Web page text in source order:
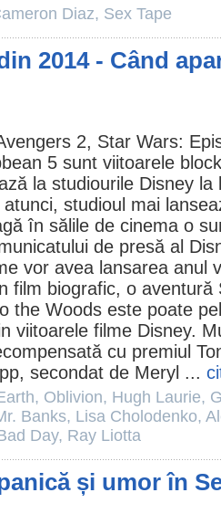
Diaz, Sex Tape
2014 - Când
2, Star Wars:
5 sunt viitoarele
la studiourile Disney
atunci, studioul mai
în sălile de cinema o
de presă al
vor avea lansarea anul
film biografic, o
the Woods este poate
viitoarele filme Disney.
cu premiul
, secondat de Meryl ...
, Oblivion, Hugh Laurie,
Banks, Lisa Cholodenko,
Day, Ray Liotta
și umor în